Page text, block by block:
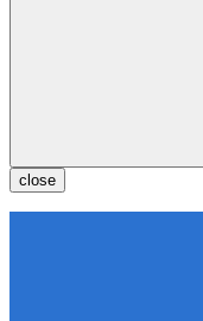
close